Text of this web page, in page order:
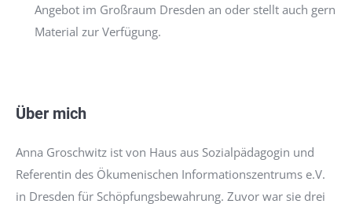
Angebot im Großraum Dresden an oder stellt auch gern
Material zur Verfügung.
Über mich
Anna Groschwitz ist von Haus aus Sozialpädagogin und
Referentin des Ökumenischen Informationszentrums e.V.
in Dresden für Schöpfungsbewahrung. Zuvor war sie drei